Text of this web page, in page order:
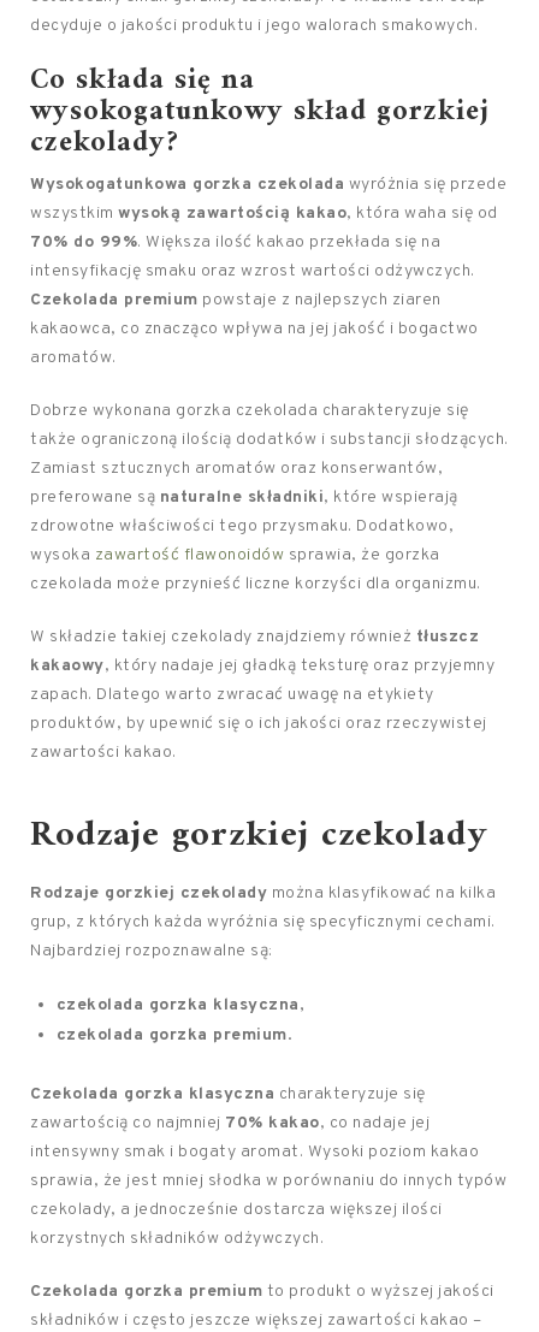
decyduje o jakości produktu i jego walorach smakowych.
Co składa się na
wysokogatunkowy skład gorzkiej
czekolady?
Wysokogatunkowa gorzka czekolada wyróżnia się przede
wszystkim wysoką zawartością kakao, która waha się od
70% do 99%. Większa ilość kakao przekłada się na
intensyfikację smaku oraz wzrost wartości odżywczych.
Czekolada premium powstaje z najlepszych ziaren
kakaowca, co znacząco wpływa na jej jakość i bogactwo
aromatów.
Dobrze wykonana gorzka czekolada charakteryzuje się
także ograniczoną ilością dodatków i substancji słodzących.
Zamiast sztucznych aromatów oraz konserwantów,
preferowane są naturalne składniki, które wspierają
zdrowotne właściwości tego przysmaku. Dodatkowo,
wysoka zawartość flawonoidów sprawia, że gorzka
czekolada może przynieść liczne korzyści dla organizmu.
W składzie takiej czekolady znajdziemy również tłuszcz
kakaowy, który nadaje jej gładką teksturę oraz przyjemny
zapach. Dlatego warto zwracać uwagę na etykiety
produktów, by upewnić się o ich jakości oraz rzeczywistej
zawartości kakao.
Rodzaje gorzkiej czekolady
Rodzaje gorzkiej czekolady można klasyfikować na kilka
grup, z których każda wyróżnia się specyficznymi cechami.
Najbardziej rozpoznawalne są:
czekolada gorzka klasyczna,
czekolada gorzka premium.
Czekolada gorzka klasyczna charakteryzuje się
zawartością co najmniej 70% kakao, co nadaje jej
intensywny smak i bogaty aromat. Wysoki poziom kakao
sprawia, że jest mniej słodka w porównaniu do innych typów
czekolady, a jednocześnie dostarcza większej ilości
korzystnych składników odżywczych.
Czekolada gorzka premium to produkt o wyższej jakości
składników i często jeszcze większej zawartości kakao –